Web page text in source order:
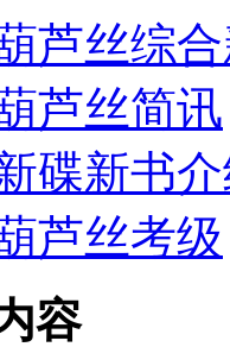
芦丝综
芦丝简讯
碟新书
芦丝考级
容